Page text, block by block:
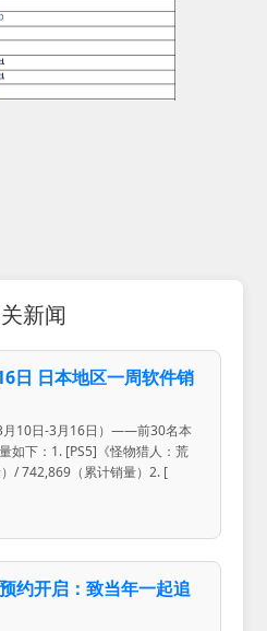
新闻
日 日本地区一周软件销
月10日-3月16日）——前30名本
如下：1. [PS5]《怪物猎人：荒
/ 742,869（累计销量）2. [
约开启：致当年一起追